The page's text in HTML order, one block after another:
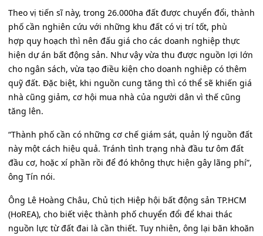
Theo vị tiến sĩ này, trong 26.000ha đất được chuyển đổi, thành
phố cần nghiên cứu với những khu đất có vị trí tốt, phù
hợp quy hoạch thì nên đấu giá cho các doanh nghiệp thực
hiện dự án bất động sản. Như vậy vừa thu được nguồn lợi lớn
cho ngân sách, vừa tạo điều kiện cho doanh nghiệp có thêm
quỹ đất. Đặc biệt, khi nguồn cung tăng thì có thể sẽ khiến giá
nhà cũng giảm, cơ hội mua nhà của người dân vì thế cũng
tăng lên.
“Thành phố cần có những cơ chế giám sát, quản lý nguồn đất
này một cách hiệu quả. Tránh tình trạng nhà đầu tư ôm đất
đầu cơ, hoặc xí phần rồi để đó không thực hiện gây lãng phí”,
ông Tín nói.
Ông Lê Hoàng Châu, Chủ tịch Hiệp hội bất động sản TP.HCM
(HoREA), cho biết việc thành phố chuyển đổi để khai thác
nguồn lực từ đất đai là cần thiết. Tuy nhiên, ông lại băn khoăn